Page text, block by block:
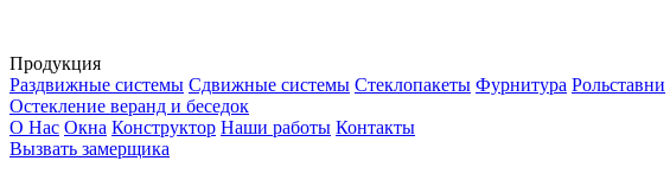
Продукция
Раздвижные системы Сдвижные системы Стеклопакеты Фурнитура Рольставни
Остекление веранд и беседок
О Нас Окна Конструктор Наши работы Контакты
Вызвать замерщика